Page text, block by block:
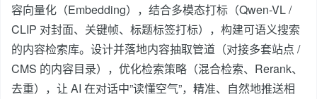
容向量化（Embedding），结合多模态打标（Qwen-VL /
CLIP 对封面、关键帧、标题标签打标），构建可语义搜索
的内容检索库。设计并落地内容抽取管道（对接多套站点 /
CMS 的内容目录），优化检索策略（混合检索、Rerank、
去重），让 AI 在对话中”读懂空气”，精准、自然地推送相